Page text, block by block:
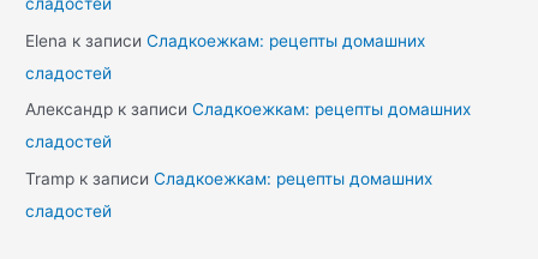
сладостей
Elena к записиСладкоежкам: рецепты домашних
сладостей
Александр к записиСладкоежкам: рецепты домашних
сладостей
Tramp к записиСладкоежкам: рецепты домашних
сладостей